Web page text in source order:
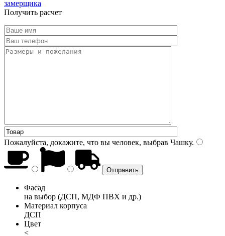
замерщика
Получить расчет
Пожалуйста, докажите, что вы человек, выбрав Чашку.
Фасад
на выбор (ДСП, МДФ ПВХ и др.)
Материал корпуса
ДСП
Цвет
<